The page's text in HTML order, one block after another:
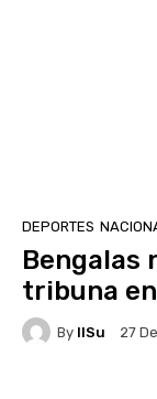
DEPORTES
Bengalas
tribuna
By IlSu 27